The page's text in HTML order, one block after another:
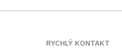
RYCHLÝ KONTAKT